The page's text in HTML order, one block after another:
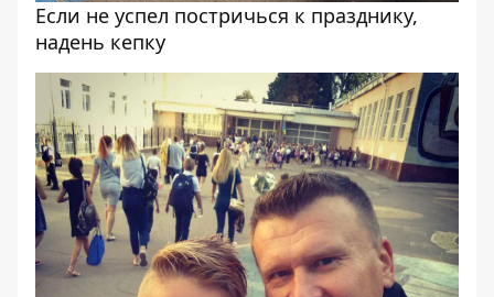
Если не успел постричься к празднику,
надень кепку